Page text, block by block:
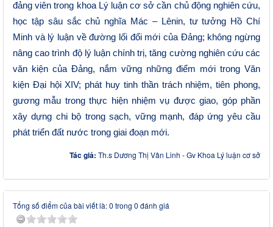
đảng viên trong khoa Lý luận cơ sởcần chủ động nghiên cứu,
học tập sâu sắc chủ nghĩa Mác – Lênin, tư tưởng Hồ Chí
Minh và lý luận về đường lối đổi mới của Đảng; không ngừng
nâng cao trình độ lý luận chính trị, tăng cường nghiên cứu các
văn kiện của Đảng, nắm vững những điểm mới trong Văn
kiện Đại hội XIV; phát huy tinh thần trách nhiệm, tiên phong,
gương mẫu trong thực hiện nhiệm vụ được giao, góp phần
xây dựng chi bộ trong sạch, vững mạnh, đáp ứng yêu cầu
phát triển đất nước trong giai đoạn mới.
Tác giả: Th.s Dương Thị Vân Linh - Gv Khoa Lý luận cơ sở
Tổng số điểm của bài viết là: 0 trong 0 đánh giá